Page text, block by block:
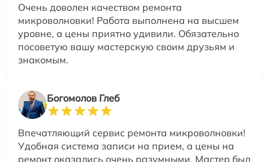
Очень доволен качеством ремонта
микроволновки! Работа выполнена на высшем
уровне, а цены приятно удивили. Обязательно
посоветую вашу мастерскую своим друзьям и
знакомым.
Богомолов Глеб
Впечатляющий сервис ремонта микроволновки!
Удобная система записи на прием, а цены на
ремонт оказались очень разумными. Мастер был